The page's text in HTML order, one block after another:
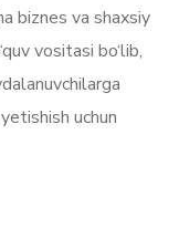
biznes va shaxsiy
vositasi bo‘lib,
uchun